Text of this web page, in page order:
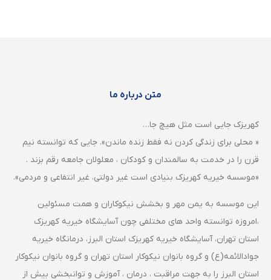
متن درباره ما
کهریزک جایی است مثل هیچ جا…
« محلی برای زندگی کردن نه فقط زنده ماندن». جایی که توانسته نیم
قرن را در خدمت به سالمندان و کودکان ، معلولان جامعه رقم بزند .
«موسسه خیریه کهریزک بنیادی است غیر دولتی، غیر انتفاعی و مردمی».
این موسسه به یمن مهر و بخشش نیکوکاران و همت مسئولین
،امروزه توانسته واحد های مختلفی چون آسایشگاه خیریه کهریزک
استان تهران، آسایشگاه خیریه کهریزک استان البرز، درمانگاه خیریه
جوادالائمه(ع) و گروه بانوان نیکوکار استان تهران و گروه بانوان نیکوکار
استان البرز را به جهت مراقبت ، درمان ، آموزش و توانبخشی بیش از